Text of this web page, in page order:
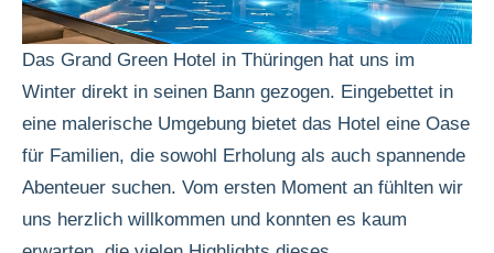
Das Grand Green Hotel in Thüringen hat uns im
Winter direkt in seinen Bann gezogen. Eingebettet in
eine malerische Umgebung bietet das Hotel eine Oase
für Familien, die sowohl Erholung als auch spannende
Abenteuer suchen. Vom ersten Moment an fühlten wir
uns herzlich willkommen und konnten es kaum